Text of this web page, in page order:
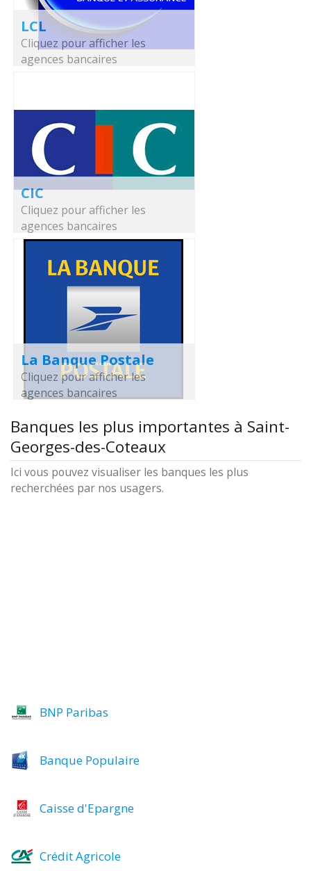
LCL
Cliquez pour afficher les
agences bancaires
CIC
Cliquez pour afficher les
agences bancaires
La Banque Postale
Cliquez pour afficher les
agences bancaires
Banques les plus importantes à Saint-
Georges-des-Coteaux
Ici vous pouvez visualiser les banques les plus
recherchées par nos usagers.
BNP Paribas
Banque Populaire
Caisse d'Epargne
Crédit Agricole